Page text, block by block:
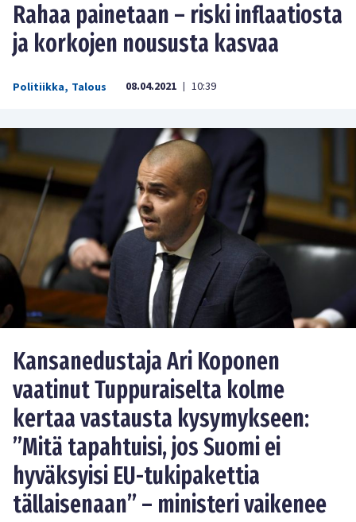
Rahaa painetaan – riski inflaatiosta
ja korkojen noususta kasvaa
Politiikka, Talous 08.04.2021 | 10:39
Kansanedustaja Ari Koponen
vaatinut Tuppuraiselta kolme
kertaa vastausta kysymykseen:
”Mitä tapahtuisi, jos Suomi ei
hyväksyisi EU-tukipakettia
tällaisenaan” – ministeri vaikenee